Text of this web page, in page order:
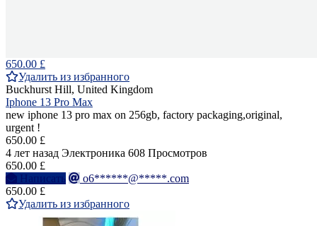
650.00 £
Удалить из избранного
Buckhurst Hill, United Kingdom
Iphone 13 Pro Max
new iphone 13 pro max on 256gb, factory packaging,original,
urgent !
650.00 £
4 лет назад Электроника 608 Просмотров
650.00 £
Написать
o6******@*****.com
650.00 £
Удалить из избранного